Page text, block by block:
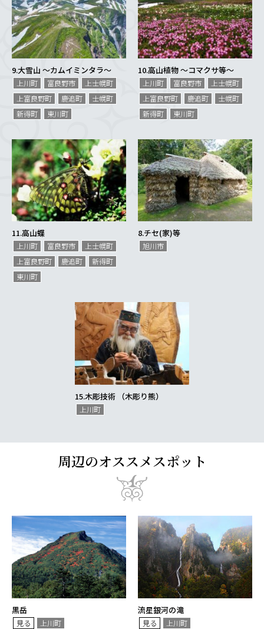
9.大雪山 〜カムイミンタラ〜
上川町 富良野市
上士幌町
上富良野町
鹿追町
士幌町
新得町
東川町
10.高山植物 〜コマクサ等〜
上川町 富良野市
上士幌町
上富良野町
鹿追町
士幌町
新得町
東川町
11.高山蝶
上川町 富良野市
上士幌町
上富良野町
鹿追町
新得町
東川町
8.チセ(家)等
旭川市
15.木彫技術 （木彫り熊）
上川町
周辺のオススメスポット
黒岳
見る 上川町
流星銀河の滝
見る 上川町